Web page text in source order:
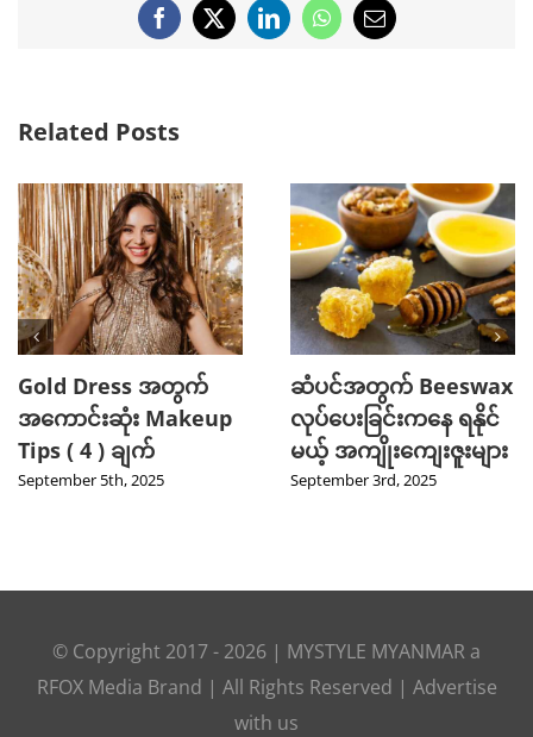
Facebook
X LinkedInWhatsApp
Email
Related Posts
Gold Dress အတွက်
အကောင်းဆုံး Makeup
Tips ( 4 ) ချက်
September 5th, 2025
ဆံပင်အတွက် Beeswax
လုပ်ပေးခြင်းကနေ ရနိုင်
မယ့် အကျိုးကျေးဇူးများ
September 3rd, 2025
© Copyright 2017 - 2026 | MYSTYLE MYANMAR a
RFOX Media Brand | All Rights Reserved | Advertise
with us